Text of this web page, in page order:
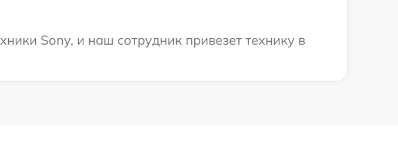
Sony, и наш сотрудник привезет технику в